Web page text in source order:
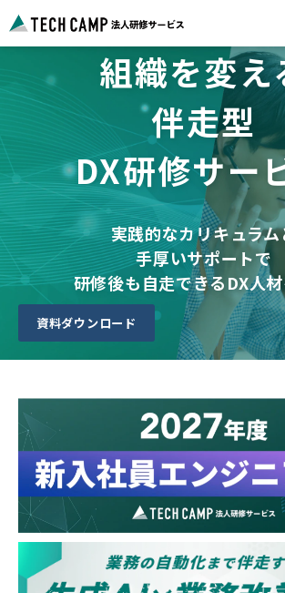
よくあるご質問
お知らせ
事例紹介一覧
コース一覧
選ばれる理由
パートナー募集
組織を変え
伴走型
DX研修サー
実践的なカリキュラム
手厚いサポートで
研修後も自走できるDX人
資料ダウンロード